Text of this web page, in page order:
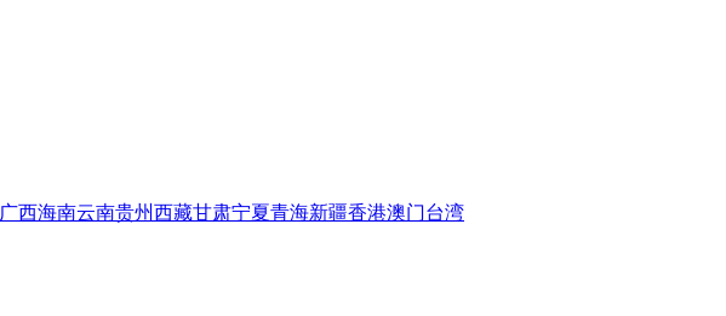
广西海南云南贵州西藏甘肃宁夏青海新疆香港澳门台湾